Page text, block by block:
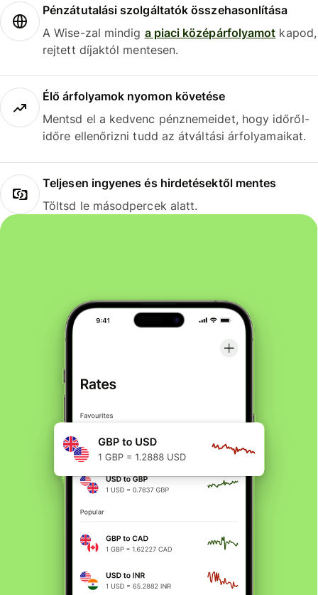
Pénzátutalási szolgáltatók összehasonlítása
A Wise-zal mindig a piaci középárfolyamot kapod,
rejtett díjaktól mentesen.
Élő árfolyamok nyomon követése
Mentsd el a kedvenc pénznemeidet, hogy időről-
időre ellenőrizni tudd az átváltási árfolyamaikat.
Teljesen ingyenes és hirdetésektől mentes
Töltsd le másodpercek alatt.